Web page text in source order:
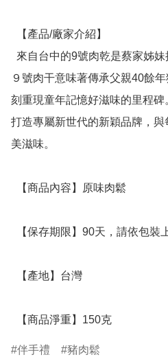
９號肉干意味著傳承父親40餘
刻重現童年記憶好滋味的里程碑
打造專屬新世代的新穎品牌，
美滋味。
  【商品淨重】150克
伴手禮 豬肉鬆